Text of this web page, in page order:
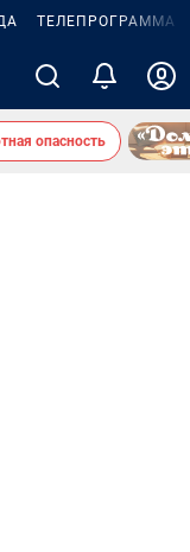
ТЕЛЕПРОГРАММА
опасность